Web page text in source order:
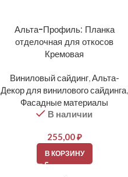
Альта-Профиль: Планка
отделочная для откосов
Кремовая
Виниловый сайдинг,Альта-
Декор для винилового сайдинга,
Фасадные материалы
В наличии
255,00₽
В КОРЗИНУ